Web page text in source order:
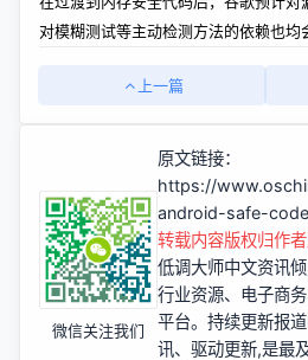
对模糊测试等主动检测方法的依赖也均
上一篇
微信关注我们
原文链接：
https://
android-safe-
转载内容版权归作者
低调大师中文资讯
行业资源、电子商
平台。持续更新报
讯、驱动更新,是最